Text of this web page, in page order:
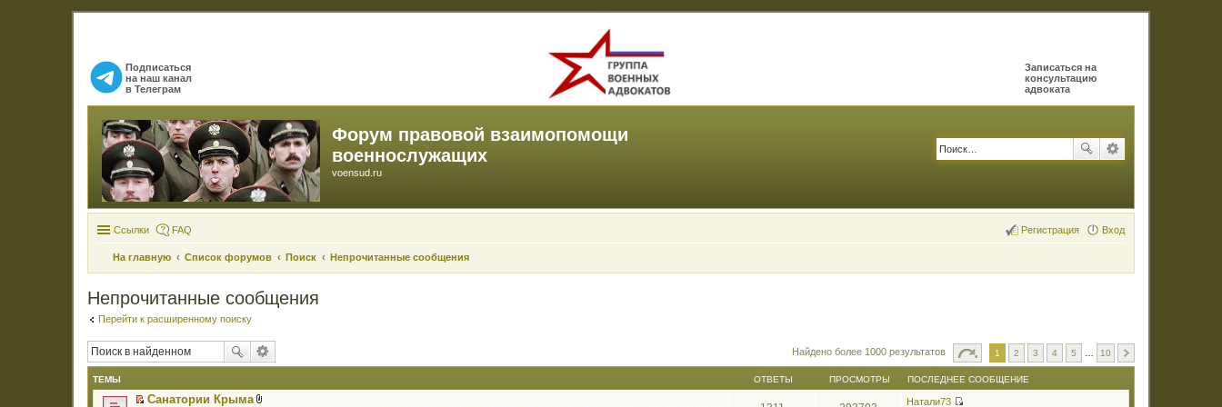
Подписаться
на наш канал
в Телеграм
Записаться на
консультацию
адвоката
Форум правовой взаимопомощи
военнослужащих
voensud.ru
Ссылки FAQ Вход
Регистрация
На главную Список форумов Поиск Непрочитанные сообщения
Непрочитанные сообщения
Перейти к расширенному поиску
Найдено более 1000 результатов 1 2 3 4 5 10
ТЕМЫ ОТВЕТЫ ПРОСМОТРЫ ПОСЛЕДНЕЕ СООБЩЕНИЕ
Санатории Крыма
Натали73